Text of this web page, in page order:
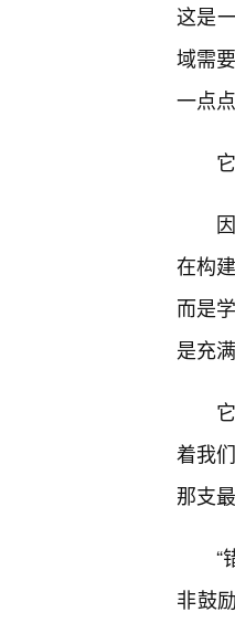
这是
域需
一点
在构
而是
是充
着我
那支
“
非鼓